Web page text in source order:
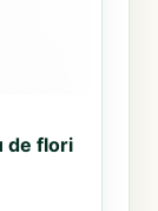
de flori